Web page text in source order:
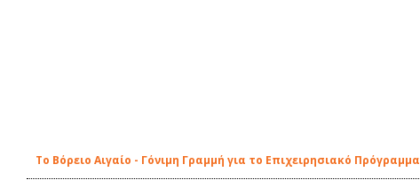
Το Βόρειο Αιγαίο - Γόνιμη Γραμμή για το Επιχειρησιακό Πρόγραμμα